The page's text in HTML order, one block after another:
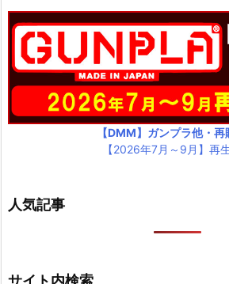
【DMM】ガンプラ他・再
【2026年7月～9月】再
人気記事
サイト内検索